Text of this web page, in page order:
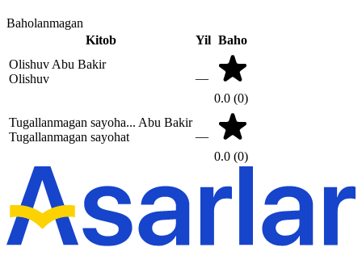
Baholanmagan
Kitob
Yil Baho
Olishuv Abu Bakir
Olishuv
—
0.0 (0)
Tugallanmagan sayoha... Abu Bakir
Tugallanmagan sayohat
—
0.0 (0)